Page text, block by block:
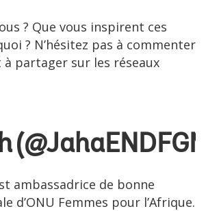
? Que vous inspirent ces
? N’hésitez pas à commenter
partager sur les réseaux
(
ambassadrice de bonne
d’ONU Femmes pour l’Afrique.